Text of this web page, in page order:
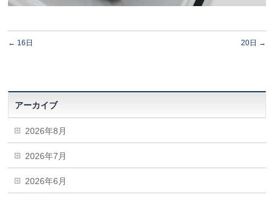
← 16日 20日 →
アーカイブ
2026年8月
2026年7月
2026年6月